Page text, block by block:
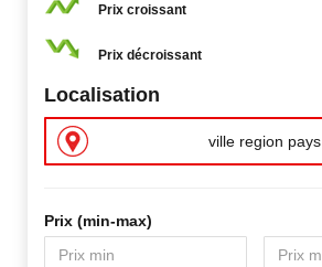
Prix croissant
Prix décroissant
Localisation
ville region pays
Prix ​​(min-max)